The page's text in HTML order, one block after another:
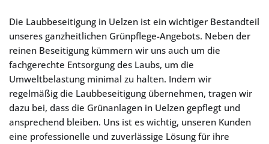
Die Laubbeseitigung in Uelzen ist ein wichtiger Bestandteil
unseres ganzheitlichen Grünpflege-Angebots. Neben der
reinen Beseitigung kümmern wir uns auch um die
fachgerechte Entsorgung des Laubs, um die
Umweltbelastung minimal zu halten. Indem wir
regelmäßig die Laubbeseitigung übernehmen, tragen wir
dazu bei, dass die Grünanlagen in Uelzen gepflegt und
ansprechend bleiben. Uns ist es wichtig, unseren Kunden
eine professionelle und zuverlässige Lösung für ihre